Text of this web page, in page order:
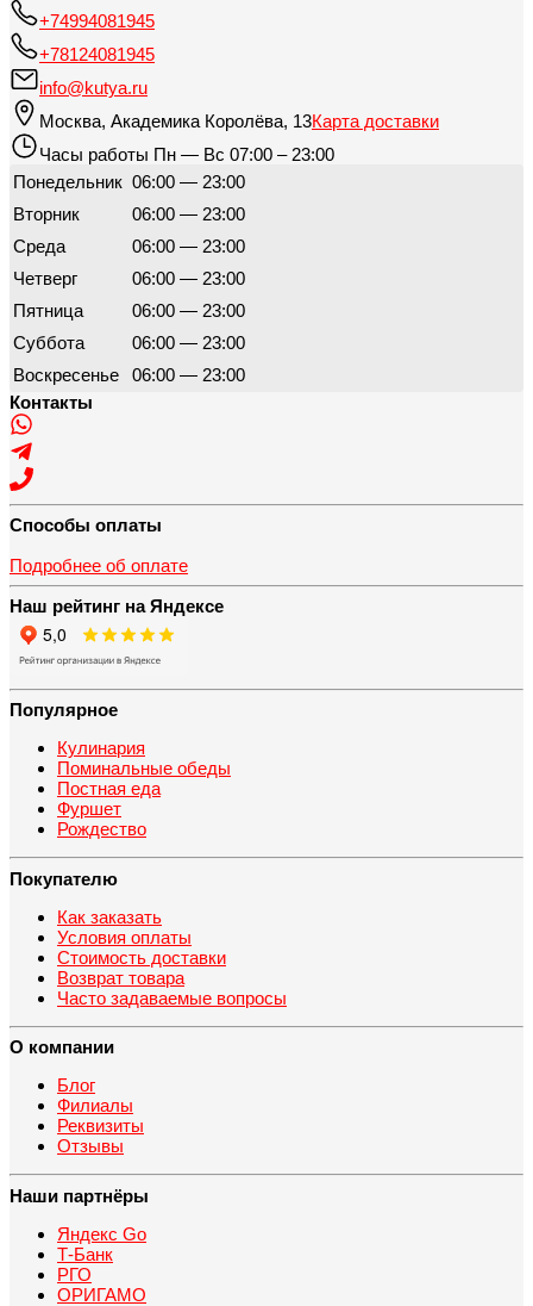
+74994081945
+78124081945
info@kutya.ru
Москва, Академика Королёва, 13Карта доставки
Часы работы Пн — Вс 07:00 – 23:00
Понедельник 06:00 — 23:00
Вторник
06:00 — 23:00
Среда
06:00 — 23:00
Четверг
06:00 — 23:00
Пятница
06:00 — 23:00
Суббота
06:00 — 23:00
Воскресенье
06:00 — 23:00
Контакты
Способы оплаты
Подробнее об оплате
Наш рейтинг на Яндексе
Популярное
Кулинария
Поминальные обеды
Постная еда
Фуршет
Рождество
Покупателю
Как заказать
Условия оплаты
Стоимость доставки
Возврат товара
Часто задаваемые вопросы
О компании
Блог
Филиалы
Реквизиты
Отзывы
Наши партнёры
Яндекс Go
Т-Банк
РГО
ОРИГАМО